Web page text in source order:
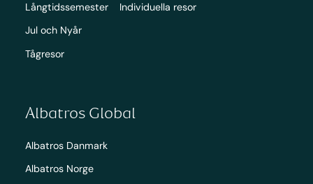
Långtidssemester
Jul och Nyår
Tågresor
Individuella resor
Albatros Global
Albatros Danmark
Albatros Norge